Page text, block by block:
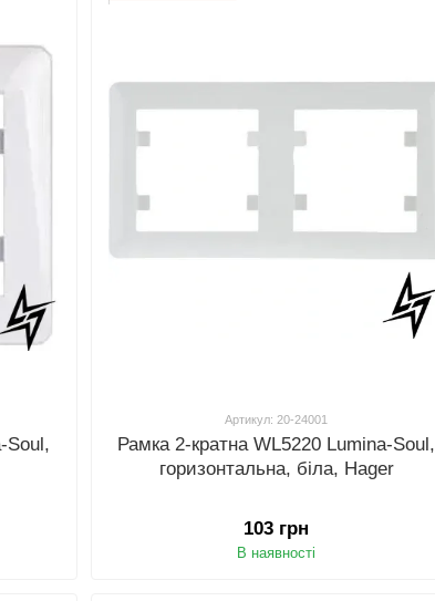
Soul,
Артикул: 20-24001
Рамка 2-кратна WL5220 Lumina-Soul,
горизонтальна, біла, Hager
103 грн
В наявності